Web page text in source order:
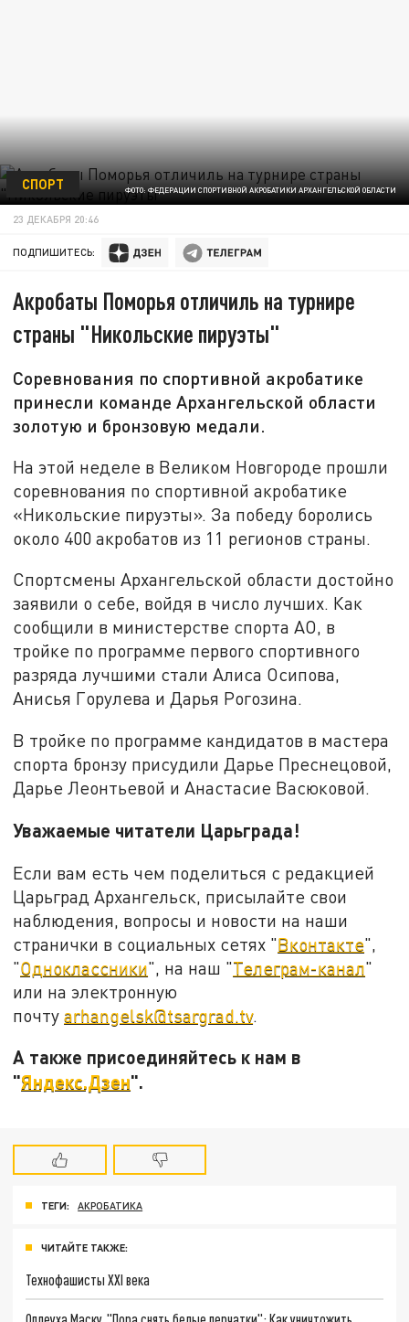
ФОТО: ФЕДЕРАЦИИ СПОРТИВНОЙ АКРОБАТИКИ АРХАНГЕЛЬСКОЙ ОБЛАСТИ
СПОРТ
23 ДЕКАБРЯ 20:46
ПОДПИШИТЕСЬ:
Акробаты Поморья отличиль на турнире
страны "Никольские пируэты"
Соревнования по спортивной акробатике
принесли команде Архангельской области
золотую и бронзовую медали.
На этой неделе в Великом Новгороде прошли
соревнования по спортивной акробатике
«Никольские пируэты». За победу боролись
около 400 акробатов из 11 регионов страны.
Спортсмены Архангельской области достойно
заявили о себе, войдя в число лучших. Как
сообщили в министерстве спорта АО, в
тройке по программе первого спортивного
разряда лучшими стали Алиса Осипова,
Анисья Горулева и Дарья Рогозина.
В тройке по программе кандидатов в мастера
спорта бронзу присудили Дарье Преснецовой,
Дарье Леонтьевой и Анастасие Васюковой.
Уважаемые читатели Царьграда!
Если вам есть чем поделиться с редакцией
Царьград Архангельск, присылайте свои
наблюдения, вопросы и новости на наши
странички в социальных сетях "Вконтакте",
"Одноклассники", на наш "Телеграм-канал"
или на электронную
почтуarhangelsk@tsargrad.tv.
А также присоединяйтесь к нам в
"Яндекс.Дзен".
ТЕГИ: АКРОБАТИКА
ЧИТАЙТЕ ТАКЖЕ:
Технофашисты XXI века